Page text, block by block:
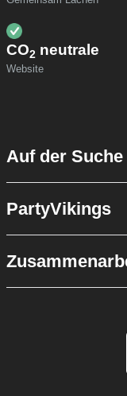
CO2 neutrale
Website
Auf der
PartyVikings